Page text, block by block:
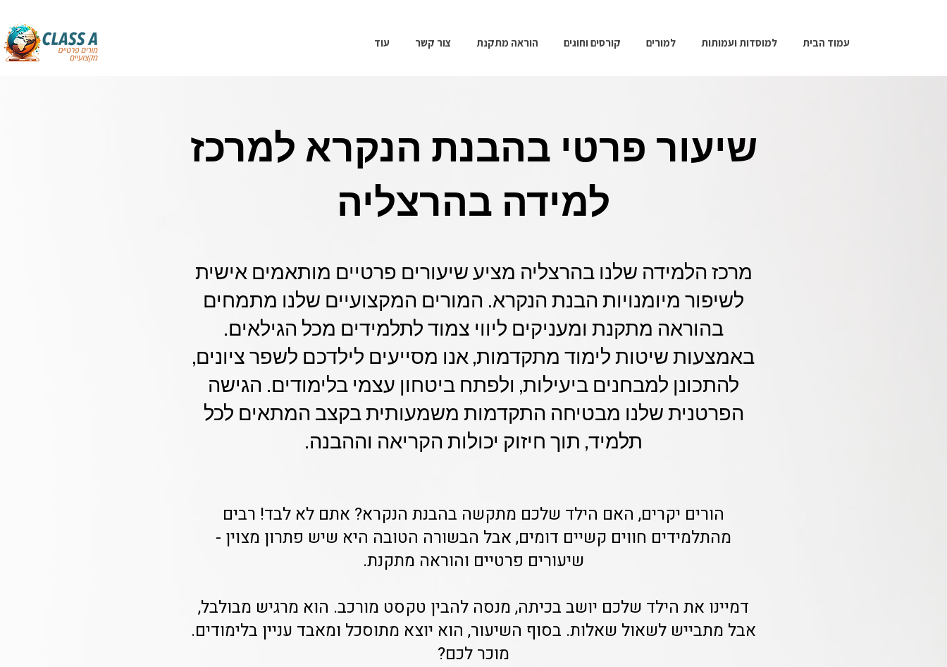
עמוד הבית למוסדות ועמותות למורים קורסים וחוגים הוראה מתקנת צור קשר עוד
שיעור פרטי בהבנת הנקרא למרכז
למידה בהרצליה
מרכז הלמידה שלנו בהרצליה מציע שיעורים פרטיים מותאמים אישית
לשיפור מיומנויות הבנת הנקרא. המורים המקצועיים שלנו מתמחים
בהוראה מתקנת ומעניקים ליווי צמוד לתלמידים מכל הגילאים.
באמצעות שיטות לימוד מתקדמות, אנו מסייעים לילדכם לשפר ציונים,
להתכונן למבחנים ביעילות, ולפתח ביטחון עצמי בלימודים. הגישה
הפרטנית שלנו מבטיחה התקדמות משמעותית בקצב המתאים לכל
תלמיד, תוך חיזוק יכולות הקריאה וההבנה.
הורים יקרים, האם הילד שלכם מתקשה בהבנת הנקרא? אתם לא לבד! רבים
מהתלמידים חווים קשיים דומים, אבל הבשורה הטובה היא שיש פתרון מצוין -
שיעורים פרטיים והוראה מתקנת.
דמיינו את הילד שלכם יושב בכיתה, מנסה להבין טקסט מורכב. הוא מרגיש מבולבל,
אבל מתבייש לשאול שאלות. בסוף השיעור, הוא יוצא מתוסכל ומאבד עניין בלימודים.
מוכר לכם?